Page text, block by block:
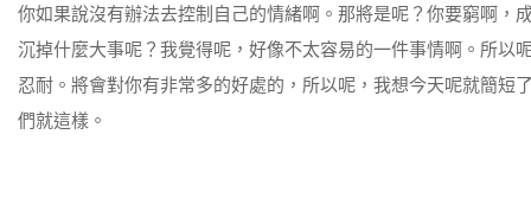
你如果說沒有辦法去控制自己的情緒啊。那將是呢？你要窮啊，
沉掉什麼大事呢？我覺得呢，好像不太容易的一件事情啊。所以
忍耐。將會對你有非常多的好處的，所以呢，我想今天呢就簡短
們就這樣。